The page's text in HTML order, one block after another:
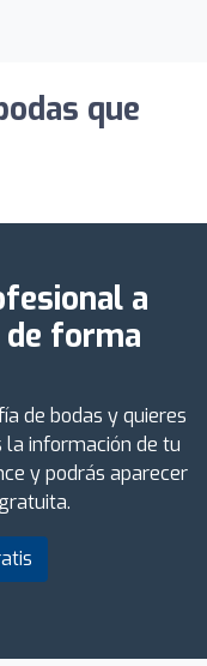
que
a
forma
de bodas y quieres
la información de tu
y podrás aparecer